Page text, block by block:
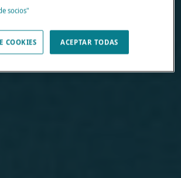
socios"
COOKIES ACEPTAR TODAS